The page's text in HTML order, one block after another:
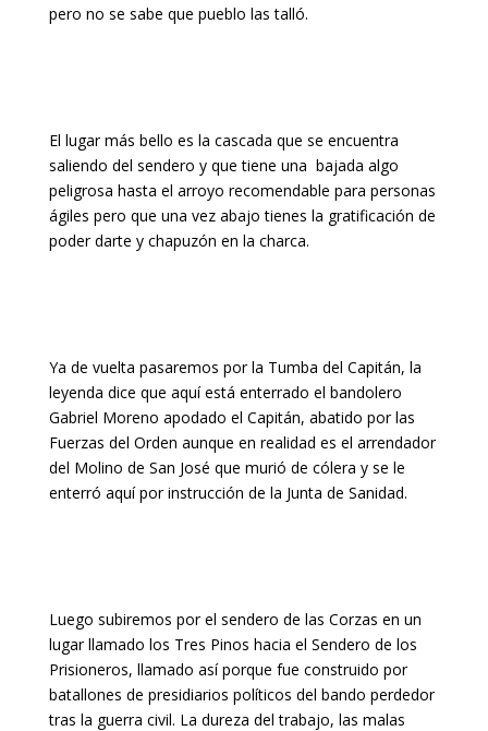
pero no se sabe que pueblo las talló.
El lugar más bello es la cascada que se encuentra
saliendo del sendero y que tiene una bajada algo
peligrosa hasta el arroyo recomendable para personas
ágiles pero que una vez abajo tienes la gratificación de
poder darte y chapuzón en la charca.
Ya de vuelta pasaremos por la Tumba del Capitán, la
leyenda dice que aquí está enterrado el bandolero
Gabriel Moreno apodado el Capitán, abatido por las
Fuerzas del Orden aunque en realidad es el arrendador
del Molino de San José que murió de cólera y se le
enterró aquí por instrucción de la Junta de Sanidad.
Luego subiremos por el sendero de las Corzas en un
lugar llamado los Tres Pinos hacia el Sendero de los
Prisioneros, llamado así porque fue construido por
batallones de presidiarios políticos del bando perdedor
tras la guerra civil. La dureza del trabajo, las malas